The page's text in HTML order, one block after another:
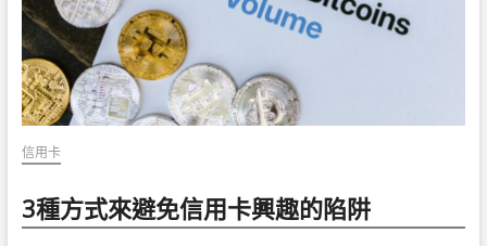
的
信
用
卡
獎
勵
信用卡
3種方式來避免信用卡興趣的陷阱